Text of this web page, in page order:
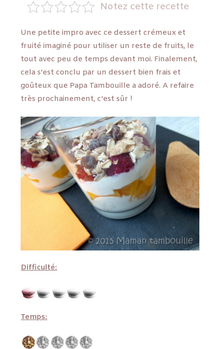
Notez cette recette
Une petite impro avec ce dessert crémeux et
fruité imaginé pour utiliser un reste de fruits, le
tout avec peu de temps devant moi. Finalement,
cela s’est conclu par un dessert bien frais et
goûteux que Papa Tambouille a adoré. A refaire
très prochainement, c’est sûr !
Difficulté:
Temps: